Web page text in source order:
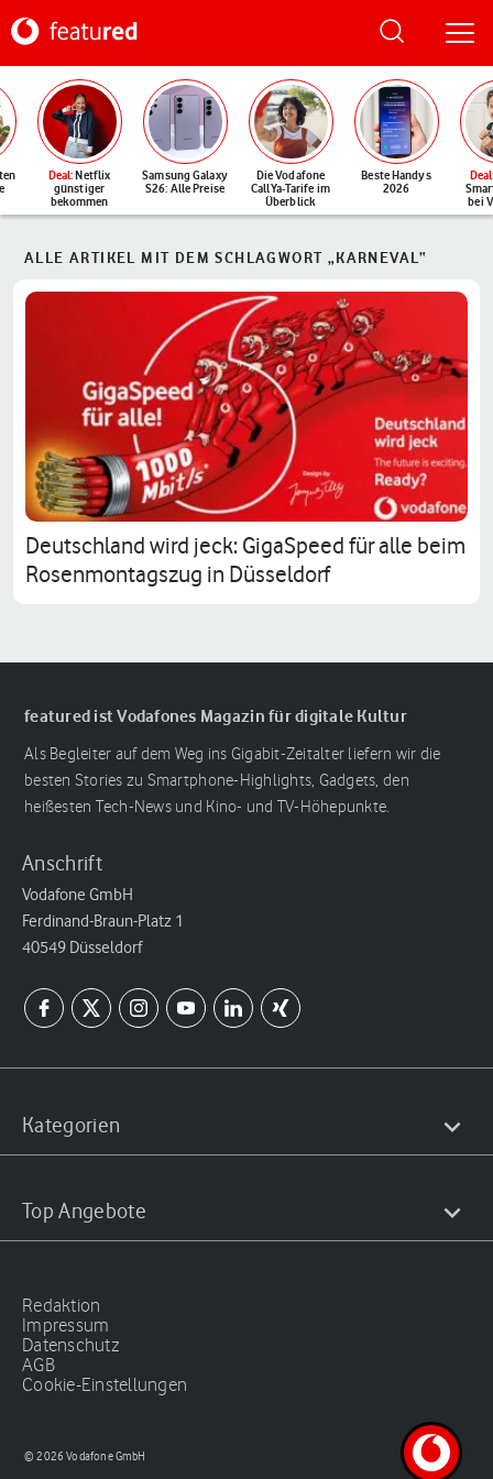
Deal: Netflix
günstiger
bekommen
Samsung Galaxy
S26: Alle Preise
Die Vodafone
CallYa-Tarife im
Überblick
Beste Handys
2026
Deal
bei
ALLE ARTIKEL MIT DEM SCHLAGWORT „KARNEVAL“
Deutschland wird jeck: GigaSpeed für alle beim
Rosenmontagszug in Düsseldorf
featured ist Vodafones Magazin für digitale Kultur
Als Begleiter auf dem Weg ins Gigabit-Zeitalter liefern wir die
besten Stories zu Smartphone-Highlights, Gadgets, den
heißesten Tech-News und Kino- und TV-Höhepunkte.
Anschrift
Vodafone GmbH
Ferdinand-Braun-Platz 1
40549 Düsseldorf
Kategorien
Top Angebote
Redaktion
Impressum
Datenschutz
AGB
Cookie-Einstellungen
© 2026 Vodafone GmbH